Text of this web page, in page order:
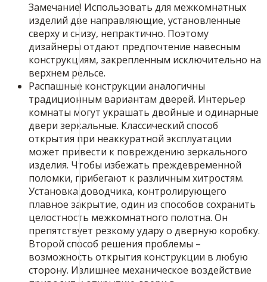
​Замечание! Использовать для межкомнатных
изделий две направляющие, установленные
сверху и снизу, непрактично. Поэтому
дизайнеры отдают предпочтение навесным
конструкциям, закрепленным исключительно на
верхнем рельсе.
Распашные конструкции аналогичны
традиционным вариантам дверей. Интерьер
комнаты могут украшать двойные и одинарные
двери зеркальные. Классический способ
открытия при неаккуратной эксплуатации
может привести к повреждению зеркального
изделия. Чтобы избежать преждевременной
поломки, прибегают к различным хитростям.
Установка доводчика, контролирующего
плавное закрытие, один из способов сохранить
целостность межкомнатного полотна. Он
препятствует резкому удару о дверную коробку.
Второй способ решения проблемы –
возможность открытия конструкции в любую
сторону. Излишнее механическое воздействие